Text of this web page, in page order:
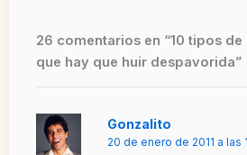
26 comentarios en “10 tipos
que hay que huir despavorida”
Gonzalito
20 de enero de 2011 a las